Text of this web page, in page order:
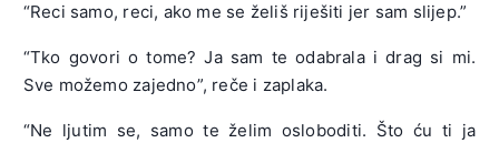
“Reci samo, reci, ako me se želiš riješiti jer sam slijep.”
“Tko govori o tome? Ja sam te odabrala i drag si mi.
Sve možemo zajedno”, reče i zaplaka.
“Ne ljutim se, samo te želim osloboditi. Što ću ti ja